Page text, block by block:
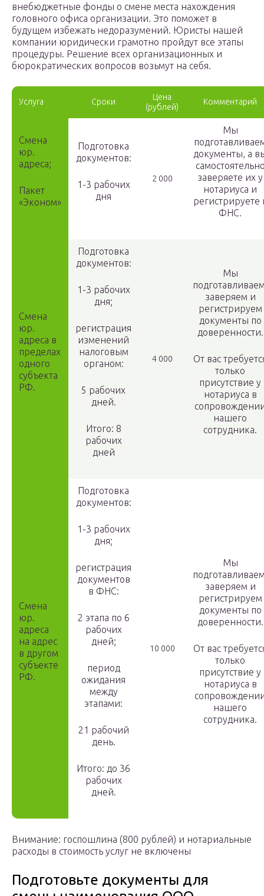
внебюджетные фонды о смене места нахождения
головного офиса организации. Это поможет в
будущем избежать недоразумений. Юристы нашей
компании юридически грамотно пройдут все этапы
процедуры. Решение всех организационных и
бюрократических вопросов возьмут на себя.
Услуга Сроки
Цена
(рублей)
Комментарий
Смена
юр.
адреса;
Пакет
«Эконом»
Подготовка
документов:
1-3 рабочих
дня
2 000
Мы
документы, а
заверяете их у
нотариуса и
регистрируете
ФНС.
Смена
юр.
адреса в
пределах
одного
субъекта
РФ.
Подготовка
документов:
1-3 рабочих
дня;
регистрация
изменений
налоговым
органом:
5 рабочих
дней.
Итого: 8
рабочих
дней
4 000
Мы
заверяем и
регистрируем
документы по
доверенности.
От вас
только
присутствие у
нотариуса в
нашего
сотрудника.
Смена
юр.
адреса
на адрес
в другом
субъекте
РФ.
Подготовка
документов:
1-3 рабочих
дня;
регистрация
документов
в ФНС:
2 этапа по 6
рабочих
дней;
период
ожидания
между
этапами:
21 рабочий
день.
Итого: до 36
рабочих
дней.
10 000
Мы
заверяем и
регистрируем
документы по
доверенности.
От вас
только
присутствие у
нотариуса в
нашего
сотрудника.
Внимание: госпошлина (800 рублей) и нотариальные
расходы в стоимость услуг не включены
Подготовьте документы для